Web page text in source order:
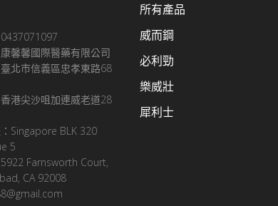
馨馨國際醫藥有限公司
北市信義區忠孝東路68
港尖沙咀加連威老道28
Singapore BLK 320
5
Farnsworth Court,
CA 92008
所有產品
威而鋼
必利勁
樂威壯
犀利士